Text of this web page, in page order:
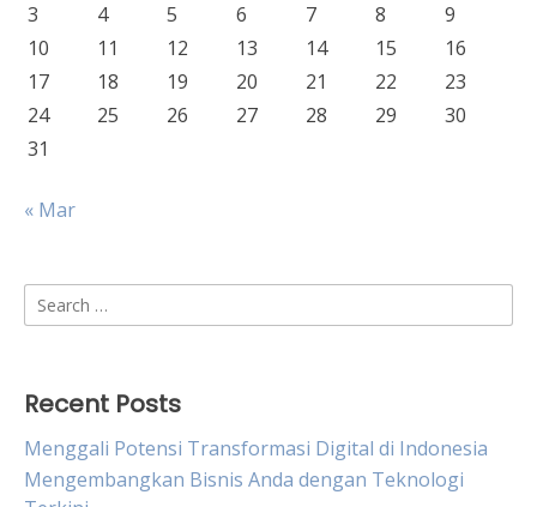
3
4 5 6 7 8
9
10
11 12 13 14 15
16
17
18 19 20 21 22
23
24
25 26 27 28 29
30
31
« Mar
Search
for:
Recent Posts
Menggali Potensi Transformasi Digital di Indonesia
Mengembangkan Bisnis Anda dengan Teknologi